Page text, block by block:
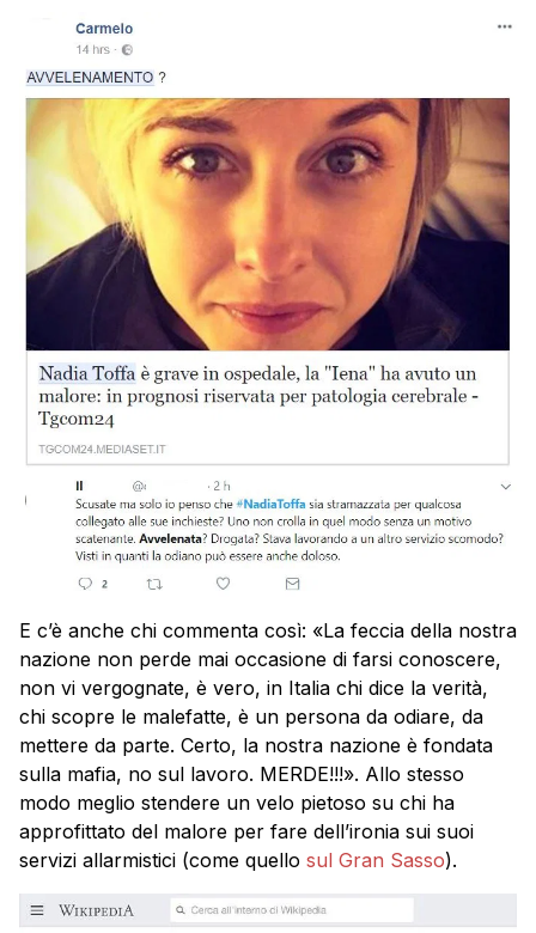
E c’è anche chi commenta così: «La feccia della nostra
nazione non perde mai occasione di farsi conoscere,
non vi vergognate, è vero, in Italia chi dice la verità,
chi scopre le malefatte, è un persona da odiare, da
mettere da parte. Certo, la nostra nazione è fondata
sulla mafia, no sul lavoro. MERDE!!!». Allo stesso
modo meglio stendere un velo pietoso su chi ha
approfittato del malore per fare dell’ironia sui suoi
servizi allarmistici (come quello sul Gran Sasso).